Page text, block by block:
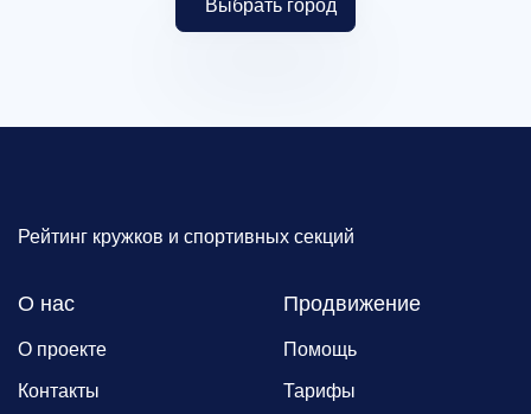
Выбрать город
Рейтинг кружков и спортивных секций
О нас
О проекте
Контакты
Продвижение
Помощь
Тарифы